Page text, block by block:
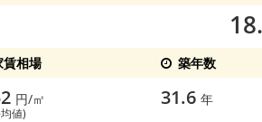
賃相場
築年数
円/㎡
値)
31.6 年